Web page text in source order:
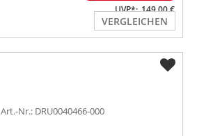
UVP*: 149,00 €
VERGLEICHEN
Art.-Nr.: DRU0040466-000